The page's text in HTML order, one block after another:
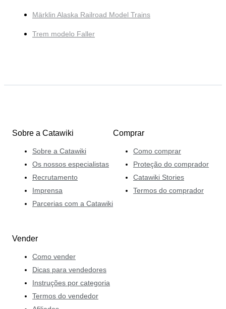
Märklin Alaska Railroad Model Trains
Trem modelo Faller
Sobre a Catawiki
Sobre a Catawiki
Os nossos especialistas
Recrutamento
Imprensa
Parcerias com a Catawiki
Comprar
Como comprar
Proteção do comprador
Catawiki Stories
Termos do comprador
Vender
Como vender
Dicas para vendedores
Instruções por categoria
Termos do vendedor